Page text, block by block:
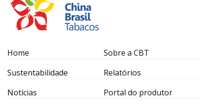
Home
Sobre a CBT
Sustentabilidade
Relatórios
Notícias
Portal do produtor